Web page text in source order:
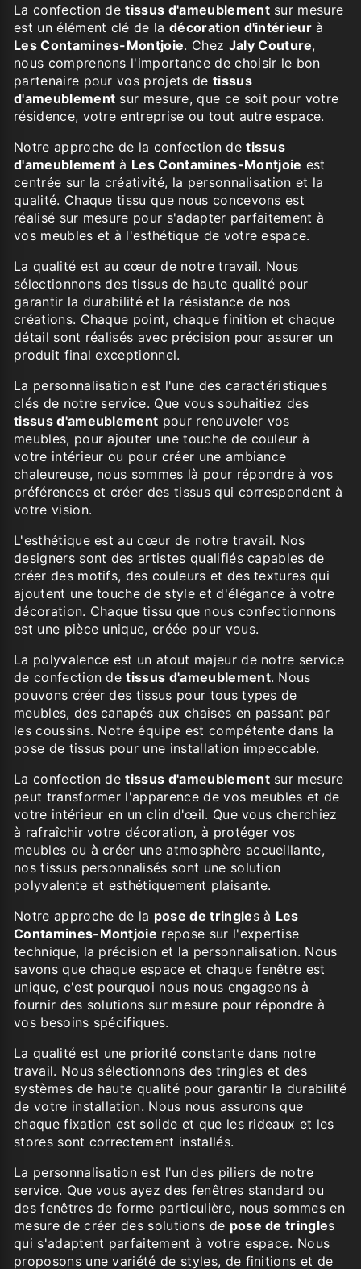
La confection detissus d'ameublementsur mesure
est un élément clé de ladécoration d'intérieur à
Les Contamines-Montjoie. Chez Jaly Couture,
nous comprenons l'importance de choisir le bon
partenaire pour vos projets de tissus
d'ameublement sur mesure, que ce soit pour votre
résidence, votre entreprise ou tout autre espace.
Notre approche de la confection detissus
d'ameublement à Les Contamines-Montjoie est
centrée sur la créativité, la personnalisation et la
qualité. Chaque tissu que nous concevons est
réalisé sur mesure pour s'adapter parfaitement à
vos meubles et à l'esthétique de votre espace.
La qualité est au cœur de notre travail. Nous
sélectionnons des tissus de haute qualité pour
garantir la durabilité et la résistance de nos
créations. Chaque point, chaque finition et chaque
détail sont réalisés avec précision pour assurer un
produit final exceptionnel.
La personnalisation est l'une des caractéristiques
clés de notre service. Que vous souhaitiez des
tissus d'ameublement pour renouveler vos
meubles, pour ajouter une touche de couleur à
votre intérieur ou pour créer une ambiance
chaleureuse, nous sommes là pour répondre à vos
préférences et créer des tissus qui correspondent à
votre vision.
L'esthétique est au cœur de notre travail. Nos
designers sont des artistes qualifiés capables de
créer des motifs, des couleurs et des textures qui
ajoutent une touche de style et d'élégance à votre
décoration. Chaque tissu que nous confectionnons
est une pièce unique, créée pour vous.
La polyvalence est un atout majeur de notre service
de confection detissus d'ameublement. Nous
pouvons créer des tissus pour tous types de
meubles, des canapés aux chaises en passant par
les coussins. Notre équipe est compétente dans la
pose de tissus pour une installation impeccable.
La confection detissus d'ameublementsur mesure
peut transformer l'apparence de vos meubles et de
votre intérieur en un clin d'œil. Que vous cherchiez
à rafraîchir votre décoration, à protéger vos
meubles ou à créer une atmosphère accueillante,
nos tissus personnalisés sont une solution
polyvalente et esthétiquement plaisante.
Notre approche de la pose de tringles à Les
Contamines-Montjoie repose sur l'expertise
technique, la précision et la personnalisation. Nous
savons que chaque espace et chaque fenêtre est
unique, c'est pourquoi nous nous engageons à
fournir des solutions sur mesure pour répondre à
vos besoins spécifiques.
La qualité est une priorité constante dans notre
travail. Nous sélectionnons des tringles et des
systèmes de haute qualité pour garantir la durabilité
de votre installation. Nous nous assurons que
chaque fixation est solide et que les rideaux et les
stores sont correctement installés.
La personnalisation est l'un des piliers de notre
service. Que vous ayez des fenêtres standard ou
des fenêtres de forme particulière, nous sommes en
mesure de créer des solutions de pose de tringles
qui s'adaptent parfaitement à votre espace. Nous
proposons une variété de styles, de finitions et de